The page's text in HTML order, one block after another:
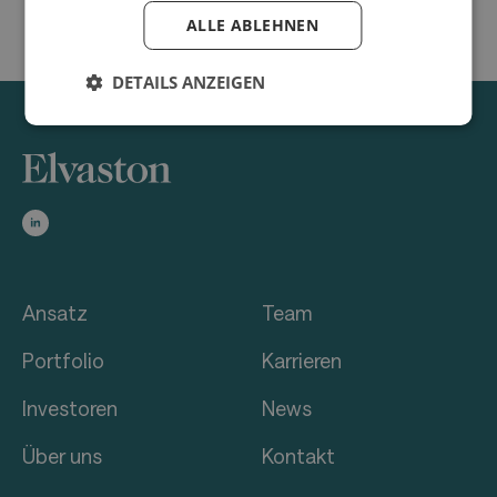
Ansatz
Portfolio
Investoren
Über uns
Team
Karrieren
News
Kontakt
ALLE ABLEHNEN
DETAILS ANZEIGEN